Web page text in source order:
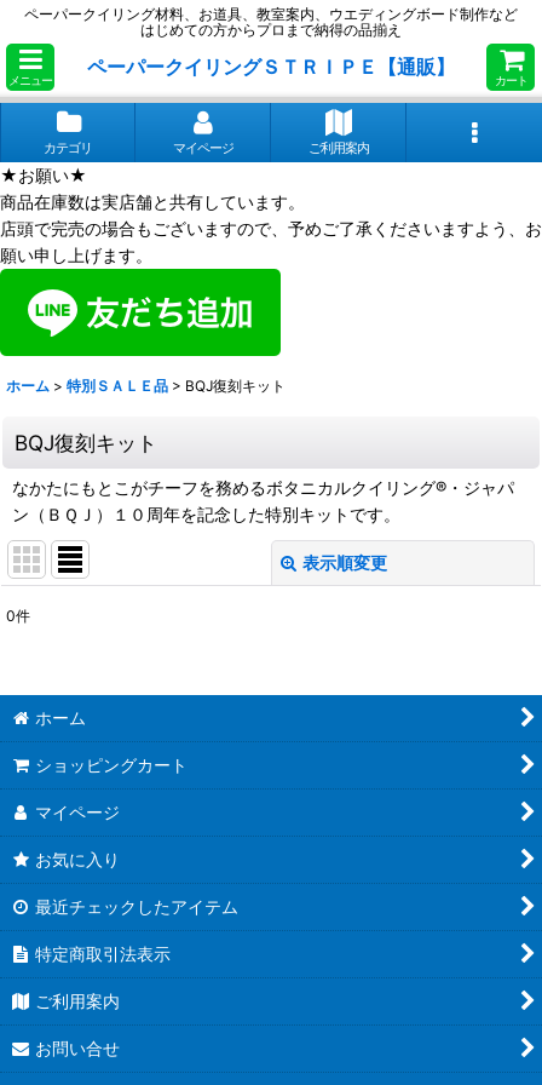
ペーパークイリング材料、お道具、教室案内、ウエディングボード制作など
はじめての方からプロまで納得の品揃え
メニュー
ペーパークイリングＳＴＲＩＰＥ【通販】
カート
カテゴリ マイページ ご利用案内
★お願い★
商品在庫数は実店舗と共有しています。
店頭で完売の場合もございますので、予めご了承くださいますよう、お
願い申し上げます。
ホーム > 特別ＳＡＬＥ品 > BQJ復刻キット
BQJ復刻キット
なかたにもとこがチーフを務めるボタニカルクイリング®・ジャパ
ン（ＢＱＪ）１０周年を記念した特別キットです。
表示順変更
並び順:
0件
ホーム
ショッピングカート
マイページ
お気に入り
最近チェックしたアイテム
特定商取引法表示
ご利用案内
お問い合せ